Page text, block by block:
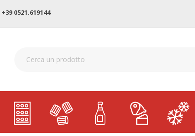
+39 0521.619144